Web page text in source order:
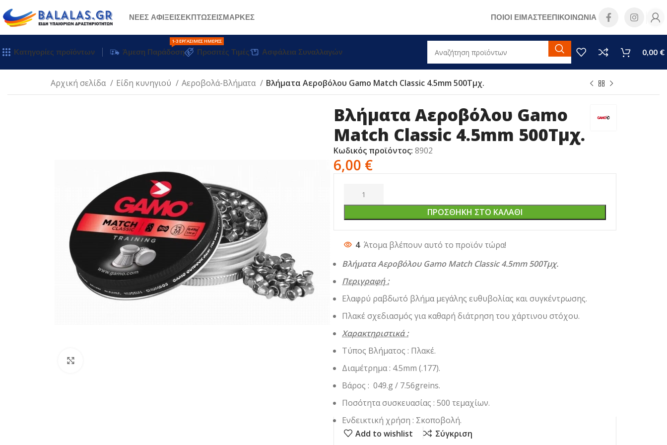
ΝΕΕΣ ΑΦΙΞΕΙΣΕΚΠΤΩΣΕΙΣΜΑΡΚΕΣ ΠΟΙΟΙ ΕΙΜΑΣΤΕΕΠΙΚΟΙΝΩΝΙΑ
Κατηγορίες προϊόντων Άμεση Παράδοση
1-3 ΕΡΓΆΣΙΜΕΣ ΗΜΈΡΕΣ
Προσιτές Τιμές Ασφάλεια Συναλλαγών 0,00 €
Αρχική σελίδα Είδη κυνηγιού Αεροβολά-Βλήματα Βλήματα Αεροβόλου Gamo Match Classic 4.5mm 500Τμχ.
Βλήματα Αεροβόλου Gamo
Match Classic 4.5mm 500Τμχ.
Κωδικός προϊόντος: 8902
6,00 €
ΠΡΟΣΘΉΚΗ ΣΤΟ ΚΑΛΆΘΙ
4 Άτομα βλέπουν αυτό το προϊόν τώρα!
Βλήματα Αεροβόλου Gamo Match Classic 4.5mm 500Τμχ.
Περιγραφή :
Ελαφρύ ραβδωτό βλήμα μεγάλης ευθυβολίας και συγκέντρωσης.
Πλακέ σχεδιασμός για καθαρή διάτρηση του χάρτινου στόχου.
Χαρακτηριστικά :
Τύπος Βλήματος : Πλακέ.
Διαμέτρημα : 4.5mm (.177).
Βάρος : 049.g / 7.56greins.
Ποσότητα συσκευασίας : 500 τεμαχίων.
Ενδεικτική χρήση : Σκοποβολή.
Add to wishlist
Σύγκριση